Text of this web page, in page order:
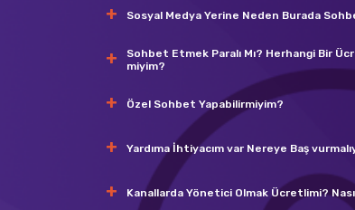
Sosyal Medya Yerine Neden Burada
Sohbet Etmek Paralı Mı? Herhangi Bir
miyim?
Özel Sohbet Yapabilirmiyim?
Yardıma İhtiyacım var Nereye Baş
Kanallarda Yönetici Olmak Ücretlimi?